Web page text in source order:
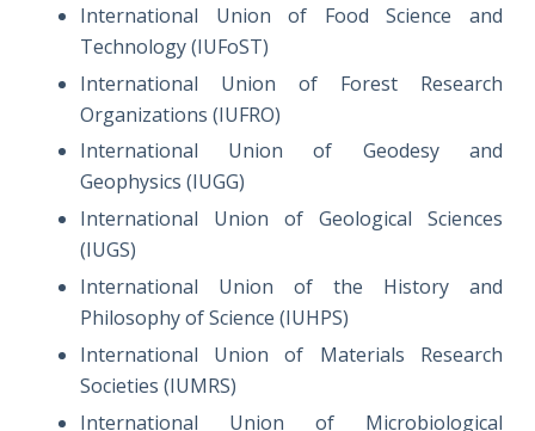
International Union of Food Science and
Technology (IUFoST)
International Union of Forest Research
Organizations (IUFRO)
International Union of Geodesy and
Geophysics (IUGG)
International Union of Geological Sciences
(IUGS)
International Union of the History and
Philosophy of Science (IUHPS)
International Union of Materials Research
Societies (IUMRS)
International Union of Microbiological